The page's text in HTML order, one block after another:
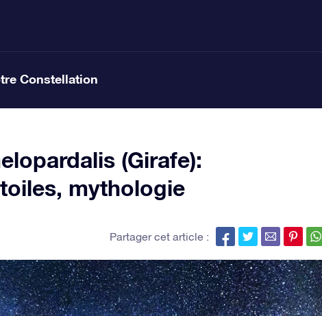
Constellation
(Girafe):
mythologie
Partager cet article :